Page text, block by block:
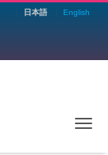
日本語 English